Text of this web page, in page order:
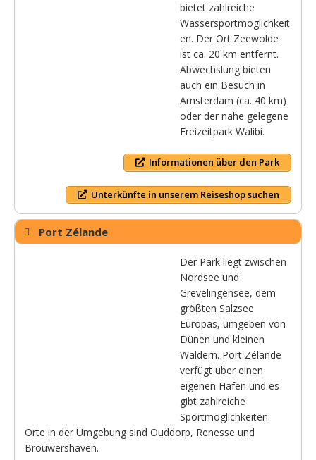
bietet zahlreiche
Wassersportmöglichkeit
en. Der Ort Zeewolde
ist ca. 20 km entfernt.
Abwechslung bieten
auch ein Besuch in
Amsterdam (ca. 40 km)
oder der nahe gelegene
Freizeitpark Walibi.
Informationen über den Park
Unterkünfte in unserem Reiseshop suchen
Port Zélande
Der Park liegt zwischen
Nordsee und
Grevelingensee, dem
größten Salzsee
Europas, umgeben von
Dünen und kleinen
Wäldern. Port Zélande
verfügt über einen
eigenen Hafen und es
gibt zahlreiche
Sportmöglichkeiten.
Orte in der Umgebung sind Ouddorp, Renesse und
Brouwershaven.